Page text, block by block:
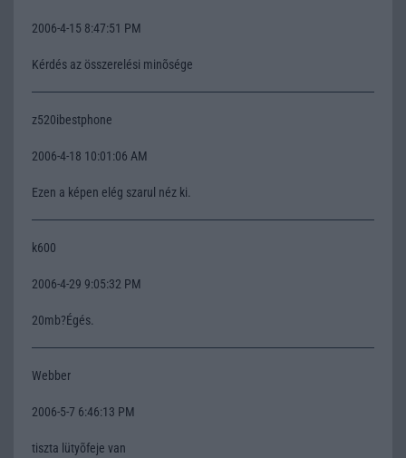
2006-4-15 8:47:51 PM
Kérdés az összerelési minõsége
z520ibestphone
2006-4-18 10:01:06 AM
Ezen a képen elég szarul néz ki.
k600
2006-4-29 9:05:32 PM
20mb?Égés.
Webber
2006-5-7 6:46:13 PM
tiszta lütyõfeje van